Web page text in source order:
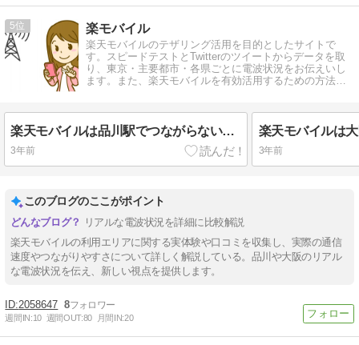
5 楽モバイル
楽天モバイルのテザリング活用を目的としたサイトで
す。スピードテストとTwitterのツイートからデータを取
り、東京・主要都市・各県ごとに電波状況をお伝えいし
ます。また、楽天モバイルを有効活用するための方法や
楽天モバイルは品川駅でつながらないとの噂は本当なのか？！実際に計測してみた！
3年前 3年前
このブログのここがポイント
リアルな電波状況を詳細に比較解説
楽天モバイルの利用エリアに関する実体験や口コミを収集し、実際の通信
速度やつながりやすさについて詳しく解説している。品川や大阪のリアル
な電波状況を伝え、新しい視点を提供します。
2058647 8
週間IN:10 週間OUT:80 月間IN:20